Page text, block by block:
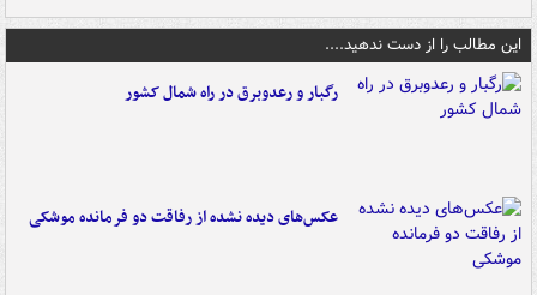
این مطالب را از دست ندهید....
رگبار و رعدوبرق در راه شمال کشور
عکس‌های دیده نشده از رفاقت دو فرمانده‌ موشکی